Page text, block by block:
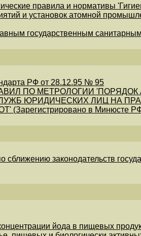
правила и нормативы
и установок атомной
государственным
РФ от 28.12.95 № 95
ПО МЕТРОЛОГИИ 'ПОРЯДОК
ЮРИДИЧЕСКИХ ЛИЦ НА
в Минюсте
законодательств
йода в пищевых